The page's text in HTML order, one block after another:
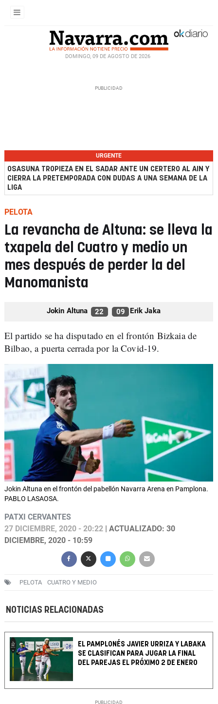
DOMINGO, 09 DE AGOSTO DE 2026
URGENTE
OSASUNA TROPIEZA EN EL SADAR ANTE UN CERTERO AL AIN Y
CIERRA LA PRETEMPORADA CON DUDAS A UNA SEMANA DE LA
LIGA
PELOTA
La revancha de Altuna: se lleva la
txapela del Cuatro y medio un
mes después de perder la del
Manomanista
Jokin Altuna 22 09 Erik Jaka
El partido se ha disputado en el frontón Bizkaia de
Bilbao, a puerta cerrada por la Covid-19.
Jokin Altuna en el frontón del pabellón Navarra Arena en Pamplona.
PABLO LASAOSA.
PATXI CERVANTES
27 DICIEMBRE, 2020 - 20:22 | ACTUALIZADO: 30
DICIEMBRE, 2020 - 10:59
PELOTA CUATRO Y MEDIO
NOTICIAS RELACIONADAS
EL PAMPLONÉS JAVIER URRIZA Y LABAKA
SE CLASIFICAN PARA JUGAR LA FINAL
DEL PAREJAS EL PRÓXIMO 2 DE ENERO